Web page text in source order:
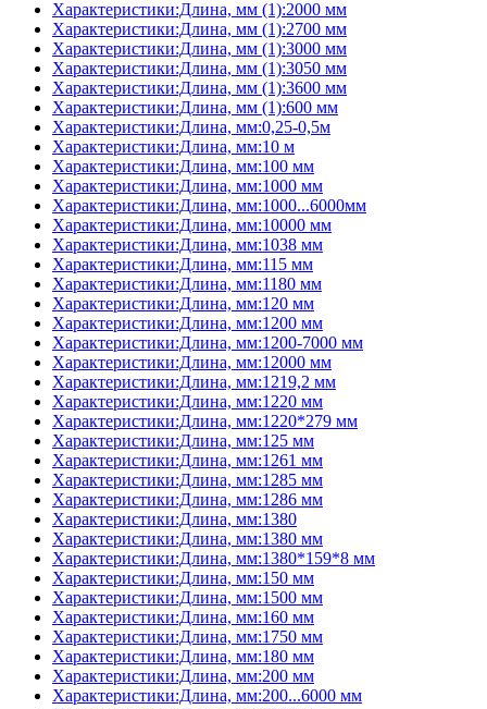
Характеристики:Длина, мм (1):2000 мм
Характеристики:Длина, мм (1):2700 мм
Характеристики:Длина, мм (1):3000 мм
Характеристики:Длина, мм (1):3050 мм
Характеристики:Длина, мм (1):3600 мм
Характеристики:Длина, мм (1):600 мм
Характеристики:Длина, мм:0,25-0,5м
Характеристики:Длина, мм:10 м
Характеристики:Длина, мм:100 мм
Характеристики:Длина, мм:1000 мм
Характеристики:Длина, мм:1000...6000мм
Характеристики:Длина, мм:10000 мм
Характеристики:Длина, мм:1038 мм
Характеристики:Длина, мм:115 мм
Характеристики:Длина, мм:1180 мм
Характеристики:Длина, мм:120 мм
Характеристики:Длина, мм:1200 мм
Характеристики:Длина, мм:1200-7000 мм
Характеристики:Длина, мм:12000 мм
Характеристики:Длина, мм:1219,2 мм
Характеристики:Длина, мм:1220 мм
Характеристики:Длина, мм:1220*279 мм
Характеристики:Длина, мм:125 мм
Характеристики:Длина, мм:1261 мм
Характеристики:Длина, мм:1285 мм
Характеристики:Длина, мм:1286 мм
Характеристики:Длина, мм:1380
Характеристики:Длина, мм:1380 мм
Характеристики:Длина, мм:1380*159*8 мм
Характеристики:Длина, мм:150 мм
Характеристики:Длина, мм:1500 мм
Характеристики:Длина, мм:160 мм
Характеристики:Длина, мм:1750 мм
Характеристики:Длина, мм:180 мм
Характеристики:Длина, мм:200 мм
Характеристики:Длина, мм:200...6000 мм